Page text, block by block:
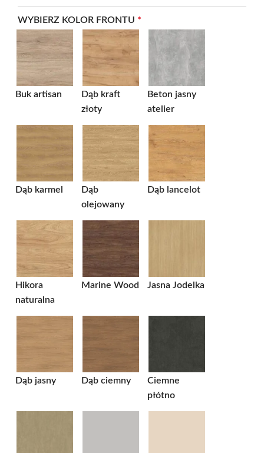
WYBIERZ KOLOR FRONTU *
Buk artisan
Dąb kraft
złoty
Beton jasny
atelier
Dąb karmel
Dąb
olejowany
Dąb lancelot
Hikora
naturalna
Marine Wood Jasna Jodelka
Dąb jasny Dąb ciemny
Ciemne
płótno